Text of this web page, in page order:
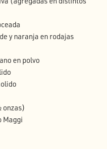
y naranja en rodajas
en polvo
onzas)
Maggi